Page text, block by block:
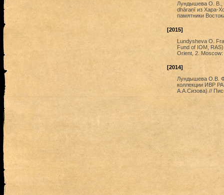
Лундышева О. В.,
dhāraṇī из Хара-
памятники
[2015]
Lundysheva O.
Fund of IOM,
Orient, 2.
[2014]
Лундышева О.В.
коллекции ИВР
А.А.Сизова) //